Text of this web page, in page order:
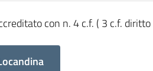
con n. 4 c.f. ( 3 c.f.